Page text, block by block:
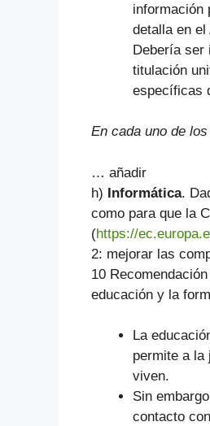
información
detalla en el
Debería ser
titulación
específicas
En cada uno de
… añadir
h) Informática.
como para que la
(https://
2: mejorar las
10
educación y la
La
permite a la
viven.
Sin
contacto